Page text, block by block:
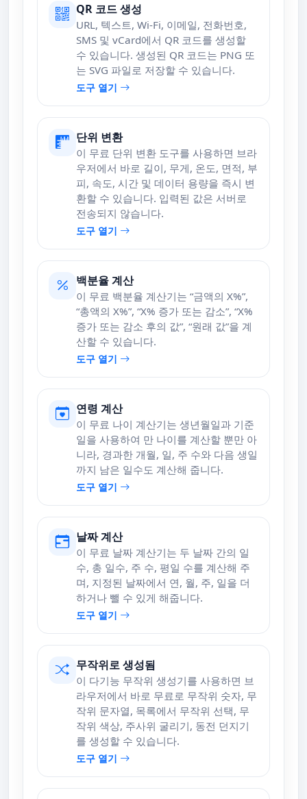
QR 코드 생성
URL, 텍스트, Wi-Fi, 이메일, 전화번호,
SMS 및 vCard에서 QR 코드를 생성할
수 있습니다. 생성된 QR 코드는 PNG 또
는 SVG 파일로 저장할 수 있습니다.
도구 열기
단위 변환
이 무료 단위 변환 도구를 사용하면 브라
우저에서 바로 길이, 무게, 온도, 면적, 부
피, 속도, 시간 및 데이터 용량을 즉시 변
환할 수 있습니다. 입력된 값은 서버로
전송되지 않습니다.
도구 열기
백분율 계산
이 무료 백분율 계산기는 “금액의 X%”,
“총액의 X%”, “X% 증가 또는 감소”, “X%
증가 또는 감소 후의 값”, “원래 값”을 계
산할 수 있습니다.
도구 열기
연령 계산
이 무료 나이 계산기는 생년월일과 기준
일을 사용하여 만 나이를 계산할 뿐만 아
니라, 경과한 개월, 일, 주 수와 다음 생일
까지 남은 일수도 계산해 줍니다.
도구 열기
날짜 계산
이 무료 날짜 계산기는 두 날짜 간의 일
수, 총 일수, 주 수, 평일 수를 계산해 주
며, 지정된 날짜에서 연, 월, 주, 일을 더
하거나 뺄 수 있게 해줍니다.
도구 열기
무작위로 생성됨
이 다기능 무작위 생성기를 사용하면 브
라우저에서 바로 무료로 무작위 숫자, 무
작위 문자열, 목록에서 무작위 선택, 무
작위 색상, 주사위 굴리기, 동전 던지기
를 생성할 수 있습니다.
도구 열기